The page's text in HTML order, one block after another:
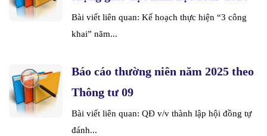
Bài viết liên quan: Kế hoạch thực hiện “3 công
khai” năm...
Báo cáo thường niên năm 2025 theo
Thông tư 09
Bài viết liên quan: QĐ v/v thành lập hội đồng tự
đánh...